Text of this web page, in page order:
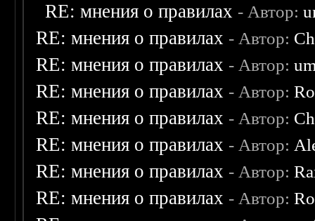
RE: мнения о правилах - Автор:
RE: мнения о правилах - Автор:
RE: мнения о правилах - Автор:
RE: мнения о правилах - Автор:
RE: мнения о правилах - Автор:
RE: мнения о правилах - Автор:
RE: мнения о правилах - Автор:
RE: мнения о правилах - Автор: